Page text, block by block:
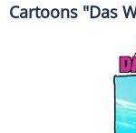
Cartoons "Das